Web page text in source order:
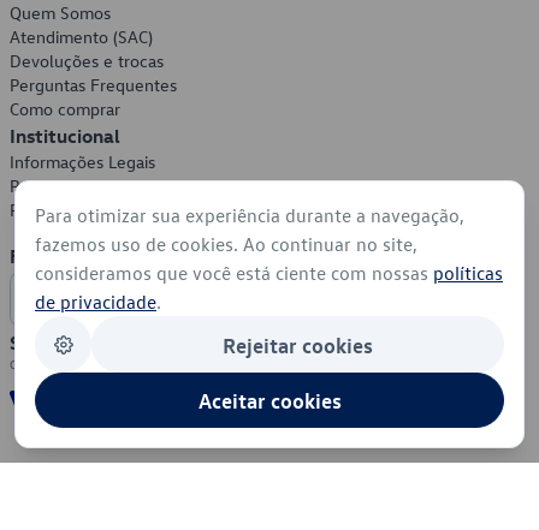
Quem Somos
Atendimento (SAC)
Devoluções e trocas
Perguntas Frequentes
Como comprar
Institucional
Informações Legais
Política de Privacidade
Política de Cookies
Formas de Pagamento
Segurança
Para otimizar sua experiência durante a navegação,
fazemos uso de cookies. Ao continuar no site,
consideramos que você está ciente com nossas políticas
de privacidade.
Rejeitar cookies
Aceitar cookies